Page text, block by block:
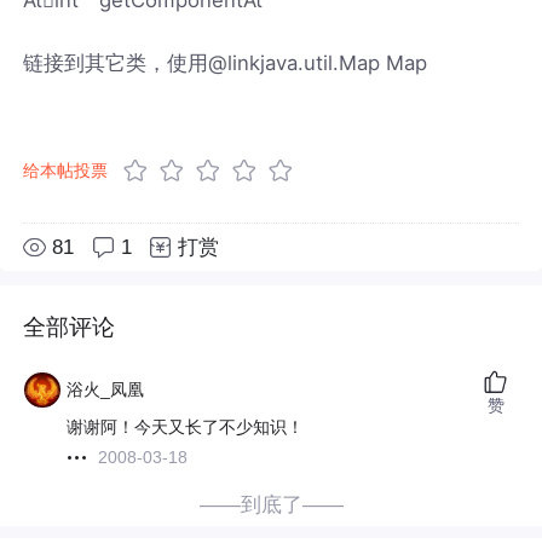
链接到其它类，使用@linkjava.util.Map Map
给本帖投票
81 1 打赏
全部评论
浴火_凤凰
谢谢阿！今天又长了不少知识！
2008-03-18
赞
——到底了——